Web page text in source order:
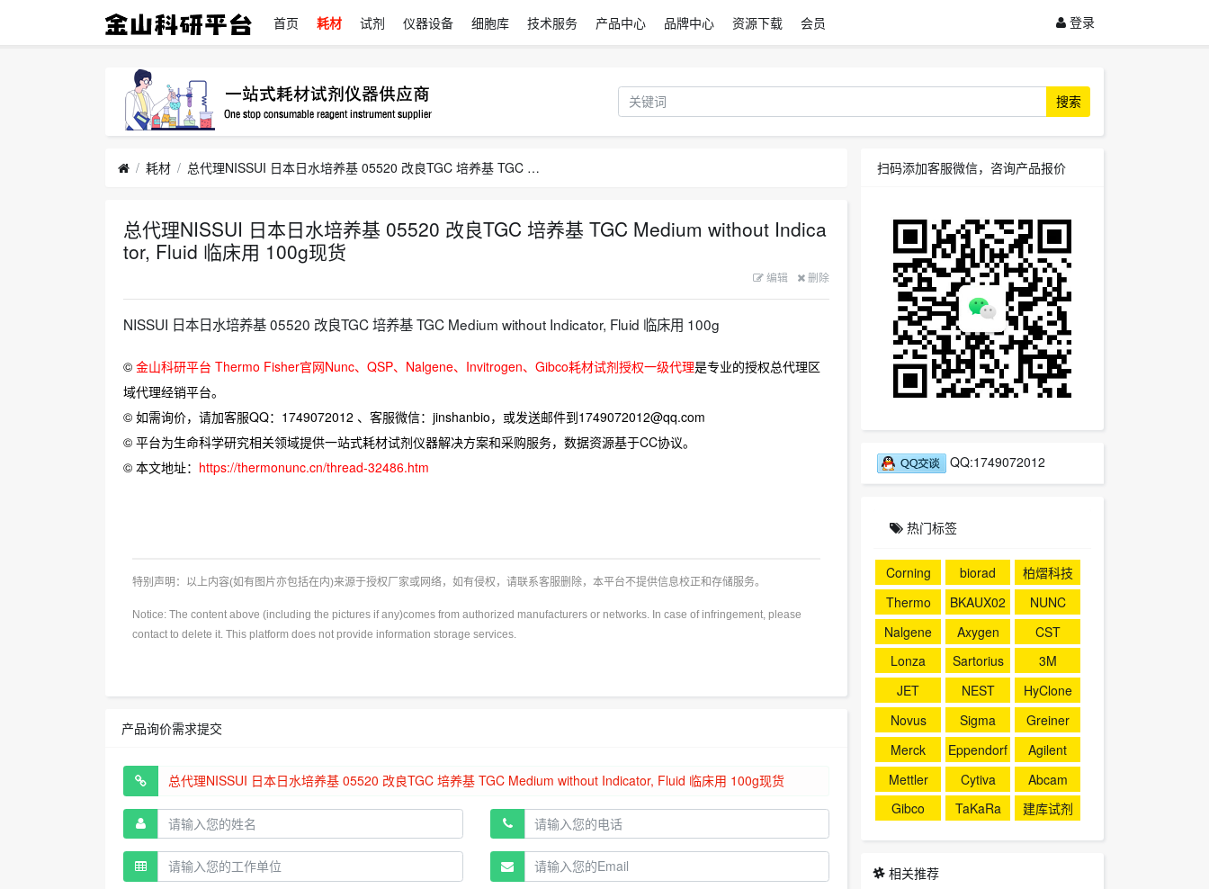
首页 耗材 试剂 仪器设备 细胞库 技术服务 产品中心 品牌中心 资源下载 会员 登录
搜索
耗材 总代理NISSUI 日本日水培养基 05520 改良TGC 培养基 TGC Medium without Indicator, Fluid 临床用 100g现货
总代理NISSUI 日本日水培养基 05520 改良TGC 培养基 TGC Medium without Indica
tor, Fluid 临床用 100g现货
编辑 删除
NISSUI 日本日水培养基 05520 改良TGC 培养基 TGC Medium without Indicator, Fluid 临床用 100g
© 金山科研平台 Thermo Fisher官网Nunc、QSP、Nalgene、Invitrogen、Gibco耗材试剂授权一级代理是专业的授权总代理区
域代理经销平台。
© 如需询价，请加客服QQ：1749072012 、客服微信：jinshanbio，或发送邮件到1749072012@qq.com
© 平台为生命科学研究相关领域提供一站式耗材试剂仪器解决方案和采购服务，数据资源基于CC协议。
© 本文地址： https://thermonunc.cn/thread-32486.htm
特别声明：以上内容(如有图片亦包括在内)来源于授权厂家或网络，如有侵权，请联系客服删除，本平台不提供信息校正和存储服务。
Notice: The content above (including the pictures if any)comes from authorized manufacturers or networks. In case of infringement, please
contact to delete it. This platform does not provide information storage services.
产品询价需求提交
扫码添加客服微信，咨询产品报价
QQ:1749072012
热门标签
Corning biorad
柏熠科技
Thermo
BKAUX02
4
NUNC
Nalgene
Axygen
CST
Lonza
Sartorius
3M
JET
NEST
HyClone
Novus
Sigma
Greiner
Merck
Eppendorf
Agilent
Mettler
Cytiva
Abcam
Gibco
TaKaRa
建库试剂
相关推荐